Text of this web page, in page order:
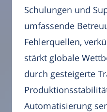
Schulungen und
umfassende
Fehlerquellen,
stärkt globale
durch gesteigerte
Automatisierung